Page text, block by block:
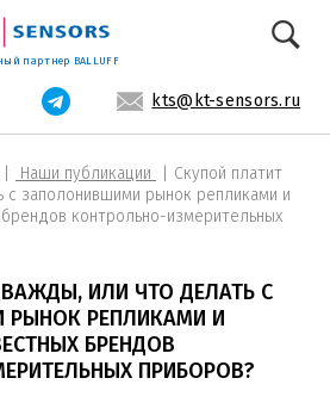
партнер BALLUFF
kts@kt-sensors.ru
Наши публикации
Скупой платит
с заполонившими рынок репликами и
контрольно-измерительных
ИЛИ ЧТО ДЕЛАТЬ С
РЕПЛИКАМИ И
БРЕНДОВ
ПРИБОРОВ?